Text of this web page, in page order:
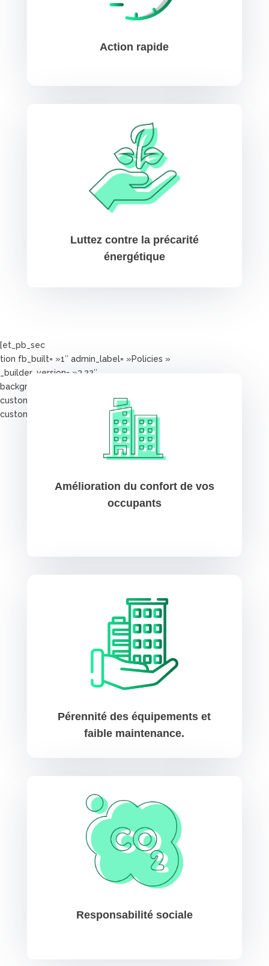
Action rapide
Luttez contre la précarité
énergétique
[et_pb_sec
tion fb_built= »1″ admin_label= »Policies »
_builder_version= »3.22″
background_color= »rgba(255,255,255,0) »
custom_margin= »36px||||| »
custom_padding= »0|0px|58px|0px|false|false »]
Amélioration du confort de vos
occupants
Pérennité des équipements et
faible maintenance.
Responsabilité sociale